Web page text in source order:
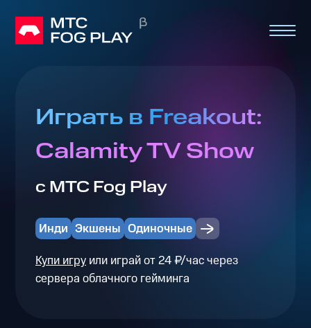
Играть в Freakout:
Calamity TV Show
с МТС Fog Play
Инди Экшены Одиночные
Купи игруили играй от 24 ₽/час через
сервера облачного гейминга